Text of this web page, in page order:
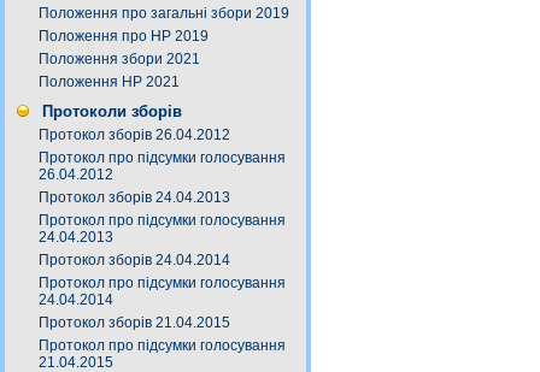
Положення про загальні збори 2019
Положення про НР 2019
Положення збори 2021
Положення НР 2021
Протоколи зборів
Протокол зборів 26.04.2012
Протокол про підсумки голосування
26.04.2012
Протокол зборів 24.04.2013
Протокол про підсумки голосування
24.04.2013
Протокол зборів 24.04.2014
Протокол про підсумки голосування
24.04.2014
Протокол зборів 21.04.2015
Протокол про підсумки голосування
21.04.2015